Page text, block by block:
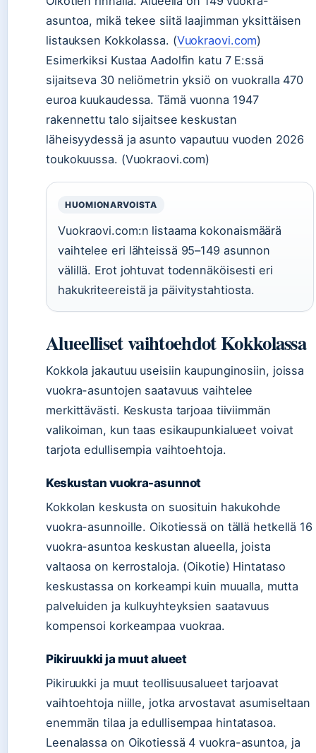
asuntoa, mikä tekee siitä laajimman yksittäisen
listauksen Kokkolassa. (Vuokraovi.com)
Esimerkiksi Kustaa Aadolfin katu 7 E:ssä
sijaitseva 30 neliömetrin yksiö on vuokralla 470
euroa kuukaudessa. Tämä vuonna 1947
rakennettu talo sijaitsee keskustan
läheisyydessä ja asunto vapautuu vuoden 2026
toukokuussa. (Vuokraovi.com)
HUOMIONARVOISTA
Vuokraovi.com:n listaama kokonaismäärä
vaihtelee eri lähteissä 95–149 asunnon
välillä. Erot johtuvat todennäköisesti eri
hakukriteereistä ja päivitystahtiosta.
Alueelliset vaihtoehdot Kokkolassa
Kokkola jakautuu useisiin kaupunginosiin, joissa
vuokra-asuntojen saatavuus vaihtelee
merkittävästi. Keskusta tarjoaa tiiviimmän
valikoiman, kun taas esikaupunkialueet voivat
tarjota edullisempia vaihtoehtoja.
Keskustan vuokra-asunnot
Kokkolan keskusta on suosituin hakukohde
vuokra-asunnoille. Oikotiessä on tällä hetkellä 16
vuokra-asuntoa keskustan alueella, joista
valtaosa on kerrostaloja. (Oikotie) Hintataso
keskustassa on korkeampi kuin muualla, mutta
palveluiden ja kulkuyhteyksien saatavuus
kompensoi korkeampaa vuokraa.
Pikiruukki ja muut alueet
Pikiruukki ja muut teollisuusalueet tarjoavat
vaihtoehtoja niille, jotka arvostavat asumiseltaan
enemmän tilaa ja edullisempaa hintatasoa.
Leenalassa on Oikotiessä 4 vuokra-asuntoa, ja